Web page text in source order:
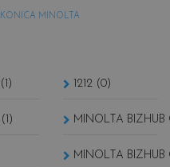
KONICA MINOLTA
1212 (0)
MINOLTA
MINOLTA BIZHUB